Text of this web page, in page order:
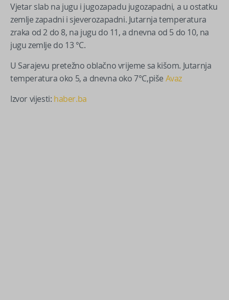
Vjetar slab na jugu i jugozapadu jugozapadni, a u ostatku
zemlje zapadni i sjeverozapadni. Jutarnja temperatura
zraka od 2 do 8, na jugu do 11, a dnevna od 5 do 10, na
jugu zemlje do 13 °C.
U Sarajevu pretežno oblačno vrijeme sa kišom. Jutarnja
temperatura oko 5, a dnevna oko 7°C,piše Avaz
Izvor vijesti: haber.ba